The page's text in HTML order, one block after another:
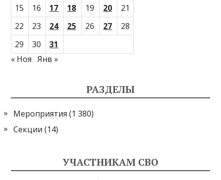
15
16 17 18 19 20
21
22
23 24 25 26 27
28
29
30
31
« Ноя
Янв »
РАЗДЕЛЫ
Мероприятия (1 380)
Секции (14)
УЧАСТНИКАМ СВО